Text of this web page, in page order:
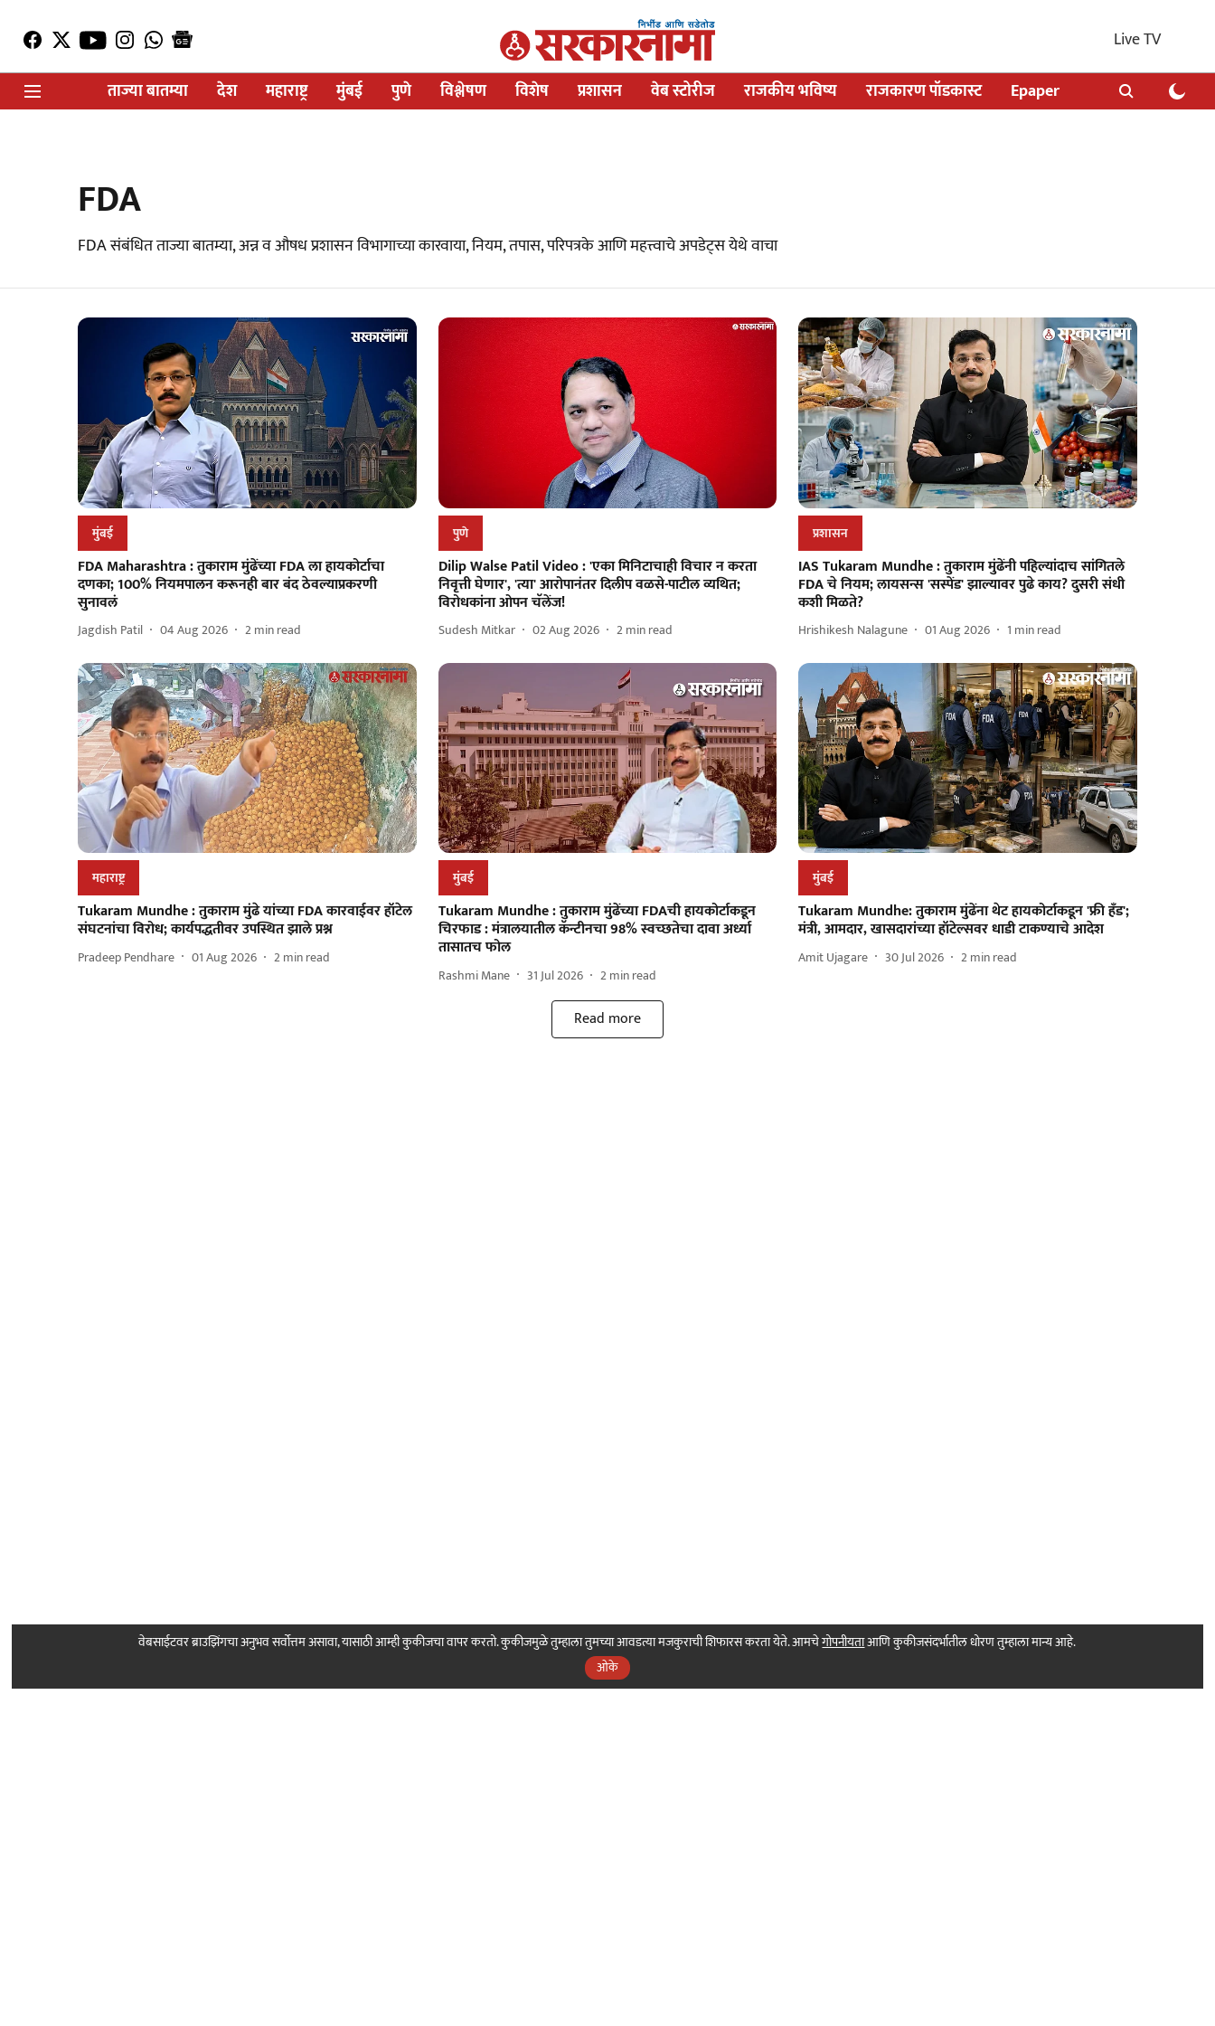
Live TV
ताज्या बातम्या
देश महाराष्ट्र मुंबई पुणे विश्लेषण विशेष प्रशासन वेब स्टोरीज राजकीय भविष्य राजकारण पॉडकास्ट Epaper
FDA
FDA संबंधित ताज्या बातम्या, अन्न व औषध प्रशासन विभागाच्या कारवाया, नियम, तपास, परिपत्रके आणि महत्त्वाचे अपडेट्स येथे वाचा
मुंबई
FDA Maharashtra : तुकाराम मुंढेंच्या FDA ला हायकोर्टाचा
दणका; 100% नियमपालन करूनही बार बंद ठेवल्याप्रकरणी
सुनावलं
Jagdish Patil 04 Aug 2026 2min read
पुणे
Dilip Walse Patil Video : 'एका मिनिटाचाही विचार न करता
निवृत्ती घेणार', 'त्या' आरोपानंतर दिलीप वळसे-पाटील व्यथित;
विरोधकांना ओपन चॅलेंज!
Sudesh Mitkar 02 Aug 2026 2min read
प्रशासन
IAS Tukaram Mundhe : तुकाराम मुंढेंनी पहिल्यांदाच सांगितले
FDA चे नियम; लायसन्स 'सस्पेंड' झाल्यावर पुढे काय? दुसरी संधी
कशी मिळते?
Hrishikesh Nalagune 01 Aug 2026 1 min read
महाराष्ट्र
Tukaram Mundhe : तुकाराम मुंढे यांच्या FDA कारवाईवर हॉटेल
संघटनांचा विरोध; कार्यपद्धतीवर उपस्थित झाले प्रश्न
Pradeep Pendhare 01 Aug 2026 2min read
मुंबई
Tukaram Mundhe : तुकाराम मुंढेंच्या FDAची हायकोर्टाकडून
चिरफाड : मंत्रालयातील कॅन्टीनचा 98% स्वच्छतेचा दावा अर्ध्या
तासातच फोल
Rashmi Mane 31 Jul 2026 2min read
मुंबई
Tukaram Mundhe: तुकाराम मुंढेंना थेट हायकोर्टाकडून 'फ्री हँड';
मंत्री, आमदार, खासदारांच्या हॉटेल्सवर धाडी टाकण्याचे आदेश
Amit Ujagare 30 Jul 2026 2min read
Read more
वेबसाईटवर ब्राउझिंगचा अनुभव सर्वोत्तम असावा, यासाठी आम्ही कुकीजचा वापर करतो. कुकीजमुळे तुम्हाला तुमच्या आवडत्या मजकुराची शिफारस करता येते. आमचेगोपनीयताआणि कुकीजसंदर्भातील धोरण तुम्हाला मान्य आहे.
ओके